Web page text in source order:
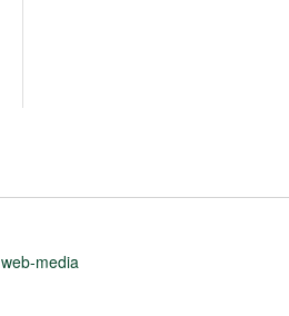
web-media